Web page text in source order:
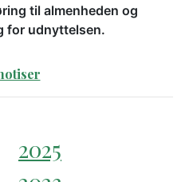
til almenheden og
for udnyttelsen.
2025